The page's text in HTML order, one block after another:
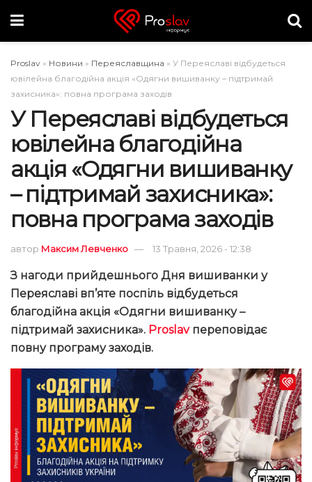
Proslav » Новини » Переяславщина » У Переяславі відбудеться
ювілейна благодійна акція «Одягни вишиванку – підтримай
захисника»: повна програма заходів
У Переяславі відбудеться
ювілейна благодійна
акція «Одягни вишиванку
– підтримай захисника»:
повна програма заходів
автор Максим Левченко 13 Травня, 2026 - 12:38
З нагоди прийдешнього Дня вишиванки у
Переяславі вп’яте поспіль відбудеться
благодійна акція «Одягни вишиванку –
підтримай захисника». Proslavпереповідає
повну програму заходів.